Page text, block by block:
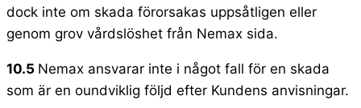
dock inte om skada förorsakas uppsåtligen eller
genom grov vårdslöshet från Nemax sida.
10.5 Nemax ansvarar inte i något fall för en skada
som är en oundviklig följd efter Kundens anvisningar.